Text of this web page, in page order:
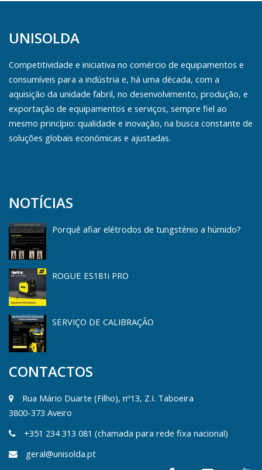
UNISOLDA
Competitividade e iniciativa no comércio de equipamentos e
consumíveis para a indústria e, há uma década, com a
aquisição da unidade fabril, no desenvolvimento, produção, e
exportação de equipamentos e serviços, sempre fiel ao
mesmo princípio: qualidade e inovação, na busca constante de
soluções globais económicas e ajustadas.
NOTÍCIAS
Porquê afiar elétrodos de tungsténio a húmido?
ROGUE ES181i PRO
SERVIÇO DE CALIBRAÇÃO
CONTACTOS
Rua Mário Duarte (Filho), nº13, Z.I. Taboeira
3800-373 Aveiro
+351 234 313 081 (chamada para rede fixa nacional)
geral@unisolda.pt